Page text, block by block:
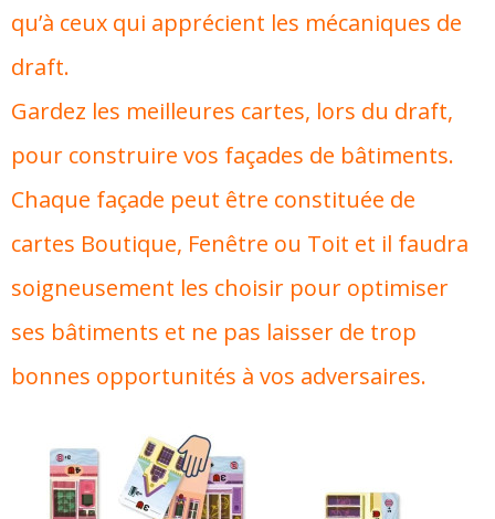
qu’à ceux qui apprécient les mécaniques de
draft.
Gardez les meilleures cartes, lors du draft,
pour construire vos façades de bâtiments.
Chaque façade peut être constituée de
cartes Boutique, Fenêtre ou Toit et il faudra
soigneusement les choisir pour optimiser
ses bâtiments et ne pas laisser de trop
bonnes opportunités à vos adversaires.